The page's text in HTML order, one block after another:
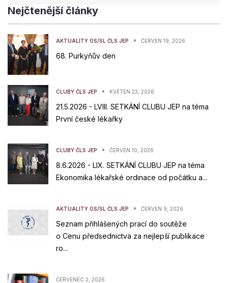
Nejčtenější články
AKTUALITY OS/SL ČLS JEP • ČERVEN 19, 2026
68. Purkyňův den
CLUBY ČLS JEP • KVĚTEN 23, 2026
21.5.2026 - LVIII. SETKÁNÍ CLUBU JEP na téma
První české lékařky
CLUBY ČLS JEP • ČERVEN 10, 2026
8.6.2026 - LIX. SETKÁNÍ CLUBU JEP na téma
Ekonomika lékařské ordinace od počátku a...
AKTUALITY OS/SL ČLS JEP • ČERVEN 9, 2026
Seznam přihlášených prací do soutěže
o Cenu předsednictva za nejlepší publikace
ro...
ČERVENEC 2, 2026